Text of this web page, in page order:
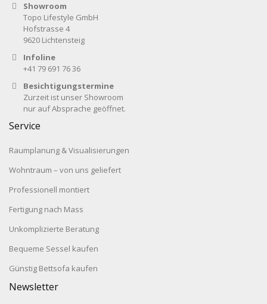
Showroom
Topo Lifestyle GmbH
Hofstrasse 4
9620 Lichtensteig
Infoline
+41 79 691 76 36
Besichtigungstermine
Zurzeit ist unser Showroom
nur auf Absprache geöffnet.
Service
Raumplanung & Visualisierungen
Wohntraum – von uns geliefert
Professionell montiert
Fertigung nach Mass
Unkomplizierte Beratung
Bequeme Sessel kaufen
Günstig Bettsofa kaufen
Newsletter